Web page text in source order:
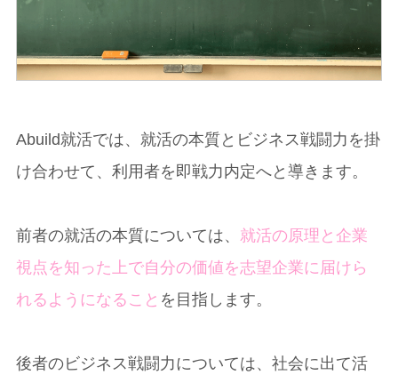
Abuild就活では、就活の本質とビジネス戦闘力を掛
け合わせて、利用者を即戦力内定へと導きます。
前者の就活の本質については、 就活の原理と企業
視点を知った上で自分の価値を志望企業に届けら
れるようになること を目指します。
後者のビジネス戦闘力については、社会に出て活